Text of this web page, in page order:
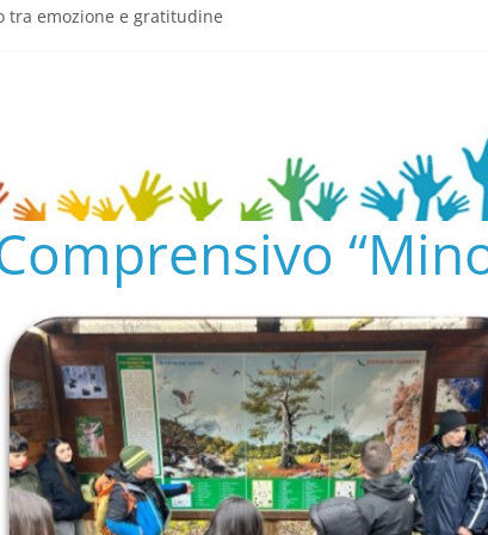
tra emozione e gratitudine
AL COLLEGIO E AL CONSIGLIO DI ISTITUTO 2024/25